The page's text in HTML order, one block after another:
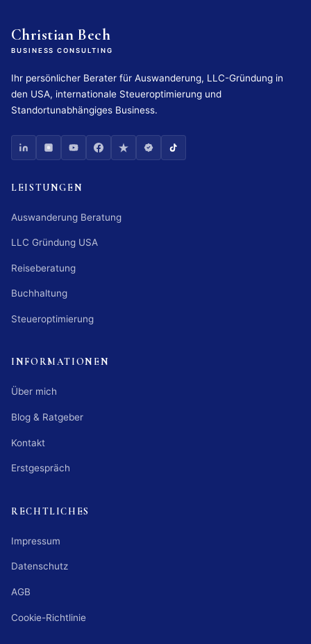
Christian Bech
BUSINESS CONSULTING
Ihr persönlicher Berater für Auswanderung, LLC-Gründung in
den USA, internationale Steueroptimierung und
Standortunabhängiges Business.
LEISTUNGEN
Auswanderung Beratung
LLC Gründung USA
Reiseberatung
Buchhaltung
Steueroptimierung
INFORMATIONEN
Über mich
Blog & Ratgeber
Kontakt
Erstgespräch
RECHTLICHES
Impressum
Datenschutz
AGB
Cookie-Richtlinie